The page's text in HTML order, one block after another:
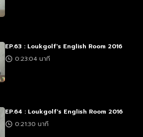
EP.63 : Loukgolf's English Room 2016
0:23:04 นาที
EP.64 : Loukgolf's English Room 2016
0:21:30 นาที